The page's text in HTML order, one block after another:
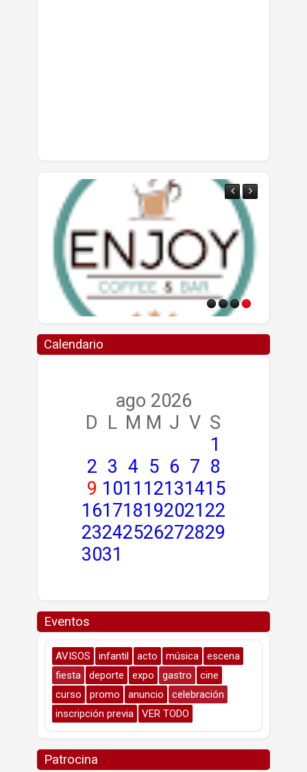
Calendario
ago 2026
D
L M M J V S
1
2 3 4 5 6 7 8
9 1011 12131415
161718192021 22
23242526272829
3031
Eventos
AVISOS infantil acto música
escena
fiesta
deporte expo gastro
cine
curso
promo anuncio
celebración
inscripción previa
VER TODO
Patrocina